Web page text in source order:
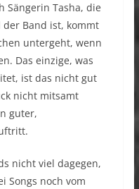
Sängerin Tasha, die
Band ist, kommt
untergeht, wenn
Das einzige, was
ist das nicht gut
nicht mitsamt
guter,
nicht viel dagegen,
Songs noch vom